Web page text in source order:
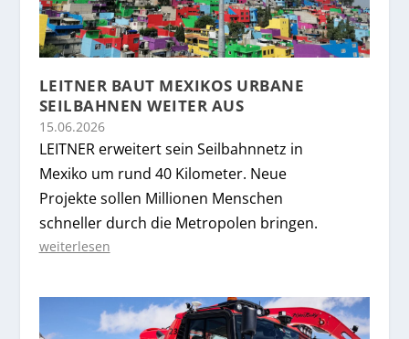
LEITNER BAUT MEXIKOS URBANE
SEILBAHNEN WEITER AUS
15.06.2026
LEITNER erweitert sein Seilbahnnetz in
Mexiko um rund 40 Kilometer. Neue
Projekte sollen Millionen Menschen
schneller durch die Metropolen bringen.
weiterlesen